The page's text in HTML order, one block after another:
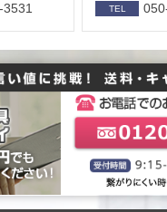
3531 TEL